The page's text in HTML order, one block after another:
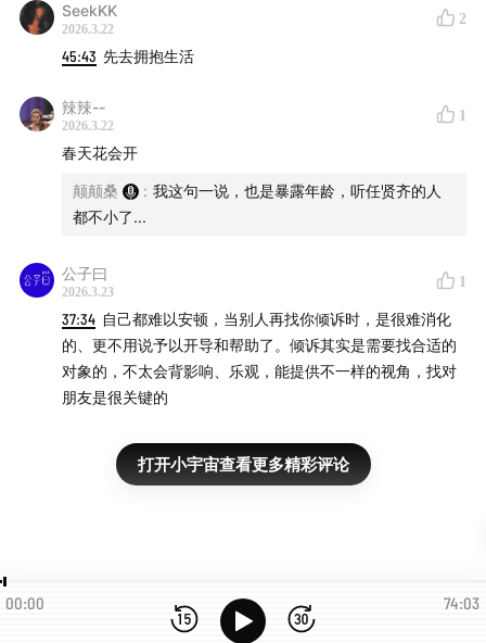
SeekKK
2026.3.22
2
45:43 先去拥抱生活
辣辣--
2026.3.22
1
春天花会开
颠颠桑 : 我这句一说，也是暴露年龄，听任贤齐的人
都不小了...
公子曰
2026.3.23
1
37:34 自己都难以安顿，当别人再找你倾诉时，是很难消化
的、更不用说予以开导和帮助了。倾诉其实是需要找合适的
对象的，不太会背影响、乐观，能提供不一样的视角，找对
朋友是很关键的
打开小宇宙查看更多精彩评论
00:00 74:03